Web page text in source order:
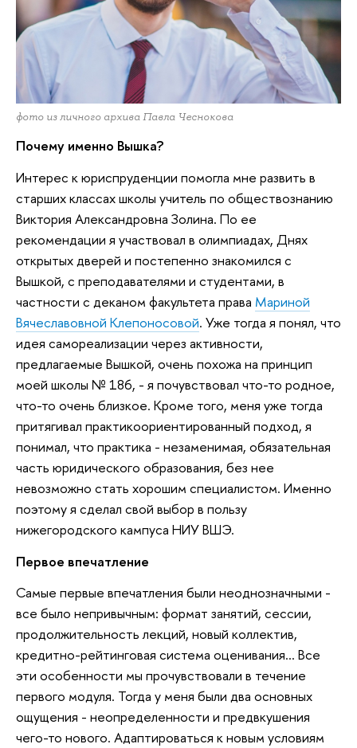
фото из личного архива Павла Чеснокова
Почему именно Вышка?
Интерес к юриспруденции помогла мне развить в
старших классах школы учитель по обществознанию
Виктория Александровна Золина. По ее
рекомендации я участвовал в олимпиадах, Днях
открытых дверей и постепенно знакомился с
Вышкой, с преподавателями и студентами, в
частности с деканом факультета права Мариной
Вячеславовной Клепоносовой. Уже тогда я понял, что
идея самореализации через активности,
предлагаемые Вышкой, очень похожа на принцип
моей школы № 186, - я почувствовал что-то родное,
что-то очень близкое. Кроме того, меня уже тогда
притягивал практикоориентированный подход, я
понимал, что практика - незаменимая, обязательная
часть юридического образования, без нее
невозможно стать хорошим специалистом. Именно
поэтому я сделал свой выбор в пользу
нижегородского кампуса НИУ ВШЭ.
Первое впечатление
Самые первые впечатления были неоднозначными -
все было непривычным: формат занятий, сессии,
продолжительность лекций, новый коллектив,
кредитно-рейтинговая система оценивания... Все
эти особенности мы прочувствовали в течение
первого модуля. Тогда у меня были два основных
ощущения - неопределенности и предвкушения
чего-то нового. Адаптироваться к новым условиям